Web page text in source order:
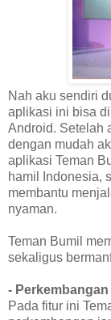
Nah aku sendiri
aplikasi ini bisa
Android. Setelah
dengan mudah
aplikasi Teman
hamil Indonesia,
membantu
nyaman.
Teman Bumil
sekaligus
-
Pada fitur ini